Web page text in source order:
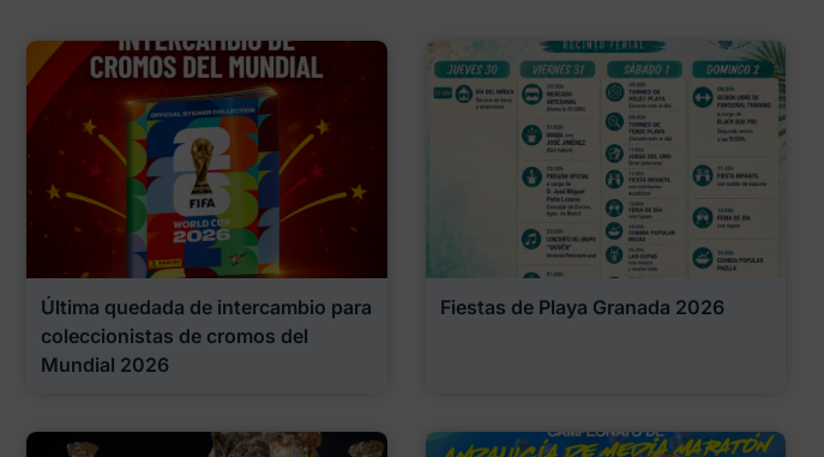
Última quedada de intercambio para
coleccionistas de cromos del
Mundial 2026
Fiestas de Playa Granada 2026